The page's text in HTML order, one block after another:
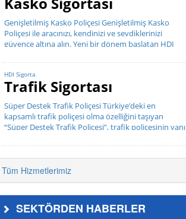
Genişletilmiş Kasko Poliçesi Genişletilmiş Kasko
Poliçesi ile aracınızı, kendinizi ve sevdiklerinizi
güvence altına alın. Yeni bir dönem başlatan HDI
hizmet anlayış...
HDI Sigorta
Trafik Sigortası
Süper Destek Trafik Poliçesi Türkiye’deki en
kapsamlı trafik poliçesi olma özelliğini taşıyan
“Süper Destek Trafik Poliçesi”, trafik poliçesinin yanı
Tüm Hizmetlerimiz
SEKTÖRDEN HABERLER